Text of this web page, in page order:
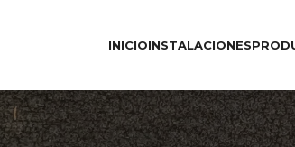
INICIOINSTALACIONES